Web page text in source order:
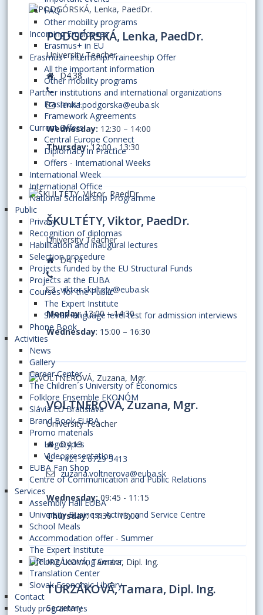
FAQ
Other mobility programs
Incoming Employees
Erasmus+ in EU
Erasmus+ Internship/Traineeship Offer
All the important information
Other mobility programs
Partner institutions and international organizations
Erasmus+
Framework Agreements
Current Offers
Central Europe Connect
Diplomacy in Practice
Offers - International Weeks
International Week
International Office
National Scholarship Programme
Public
Privacy
Recognition of diplomas
Habilitation and inaugural lectures
Selection procedure
Projects funded by the EU Structural Funds
Projects at the EUBA
Courses for the Public
The Expert Institute
Slovak language level test for admission interviews
Phone Book
Activities
News
Gallery
Career Center
The Children´s University of Economics
Folklore Ensemble EKONÓM
Slávia EU Bratislava
Brand Book EUBA
Promo materials
Logotypes
Videopresentation
EUBA Fan Shop
Centre of Communication and Public Relations
Services
Assembly Hall EUBA
University Business Activity and Service Centre
School Meals
Accommodation offer - Summer
The Expert Institute
Lifelong Learning Center
Translation Center
Slovak Economic Library
Contact
Study programmes
PODGÓRSKÁ, Lenka, PaedDr.
University Teacher
D4.38
lenka.podgorska@euba.sk
Wednesday: 12:30 – 14:00
Thursday:12:00 - 13:30
ŠKULTÉTY, Viktor, PaedDr.
University Teacher
D4.14
viktor.skultety@euba.sk
Monday: 13:00 – 14:30
Wednesday: 15:00 – 16:30
VOLTNEROVÁ, Zuzana, Mgr.
University Teacher
D4.13
+421 2 6729 5413
zuzana.voltnerova@euba.sk
Wednesday: 09:45 - 11:15
Thursday:11:30 - 13:00
TURZÁKOVÁ, Tamara, Dipl. Ing.
Secretary